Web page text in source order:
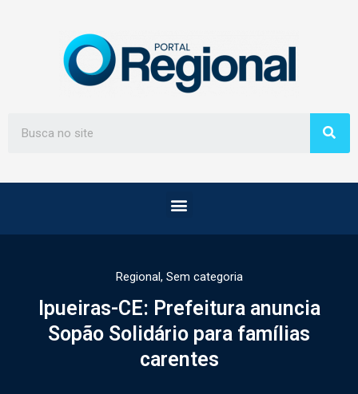
Regional, Sem categoria
Ipueiras-CE: Prefeitura anuncia
Sopão Solidário para famílias
carentes